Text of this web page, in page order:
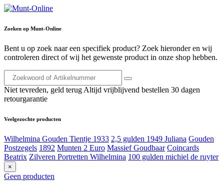
Zoeken op Munt-Online
Bent u op zoek naar een specifiek product? Zoek hieronder en wij
controleren direct of wij het gewenste product in onze shop hebben.
Niet tevreden, geld terug Altijd vrijblijvend bestellen 30 dagen
retourgarantie
Veelgezochte producten
Wilhelmina Gouden Tientje 1933 2,5 gulden 1949 Juliana Gouden
Postzegels 1892 Munten 2 Euro Massief Goudbaar Coincards
Beatrix Zilveren Portretten Wilhelmina 100 gulden michiel de ruyter
×
Geen producten